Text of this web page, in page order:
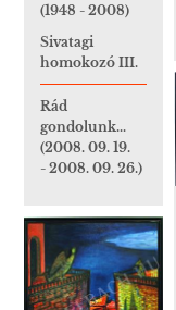
(1948 - 2008)
Sivatagi
homokozó III.
Rád
gondolunk...
(2008. 09. 19.
- 2008. 09. 26.)